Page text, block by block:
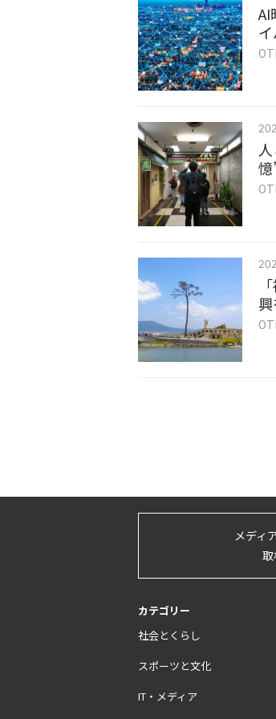
AI
メディ
カテゴリー
社会とくらし
スポーツと文化
IT・メディア